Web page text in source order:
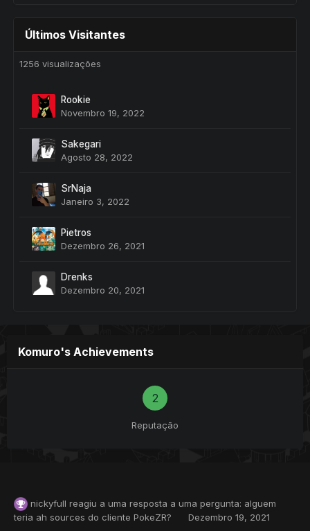
Últimos Visitantes
1256 visualizações
Rookie
Novembro 19, 2022
Sakegari
Agosto 28, 2022
SrNaja
Janeiro 3, 2022
Pietros
Dezembro 26, 2021
Drenks
Dezembro 20, 2021
Komuro's Achievements
2
Reputação
nickyfull reagiu a uma resposta a uma pergunta: alguem
teria ah sources do cliente PokeZR?
Dezembro 19, 2021